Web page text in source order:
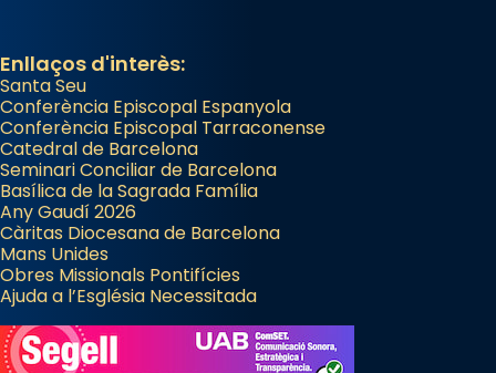
Enllaços d'interès:
Santa Seu
Conferència Episcopal Espanyola
Conferència Episcopal Tarraconense
Catedral de Barcelona
Seminari Conciliar de Barcelona
Basílica de la Sagrada Família
Any Gaudí 2026
Càritas Diocesana de Barcelona
Mans Unides
Obres Missionals Pontifícies
Ajuda a l’Església Necessitada